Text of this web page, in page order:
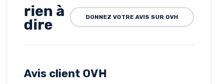
rien à
dire
30-04-2011
Hébergé par
DONNEZ VOTRE AVIS SUR OVH
Avis client OVH